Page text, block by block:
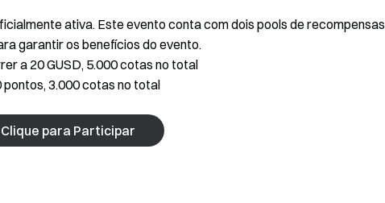
ativa. Este evento conta com dois pools de recompensas
garantir os benefícios do evento.
a 20 GUSD, 5.000 cotas no total
3.000 cotas no total
Clique para Participar